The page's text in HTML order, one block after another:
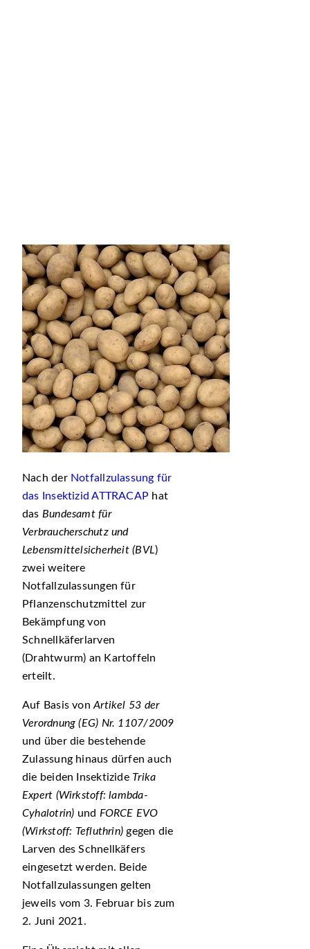
Nach der Notfallzulassung für
das Insektizid ATTRACAP hat
das Bundesamt für
Verbraucherschutz und
Lebensmittelsicherheit (BVL)
zwei weitere
Notfallzulassungen für
Pflanzenschutzmittel zur
Bekämpfung von
Schnellkäferlarven
(Drahtwurm) an Kartoffeln
erteilt.
Auf Basis vonArtikel 53 der
Verordnung (EG) Nr. 1107/2009
und über die bestehende
Zulassung hinaus dürfen auch
die beiden Insektizide Trika
Expert (Wirkstoff: lambda-
Cyhalotrin) und FORCE EVO
(Wirkstoff: Tefluthrin) gegen die
Larven des Schnellkäfers
eingesetzt werden. Beide
Notfallzulassungen gelten
jeweils vom 3. Februar bis zum
2. Juni 2021.